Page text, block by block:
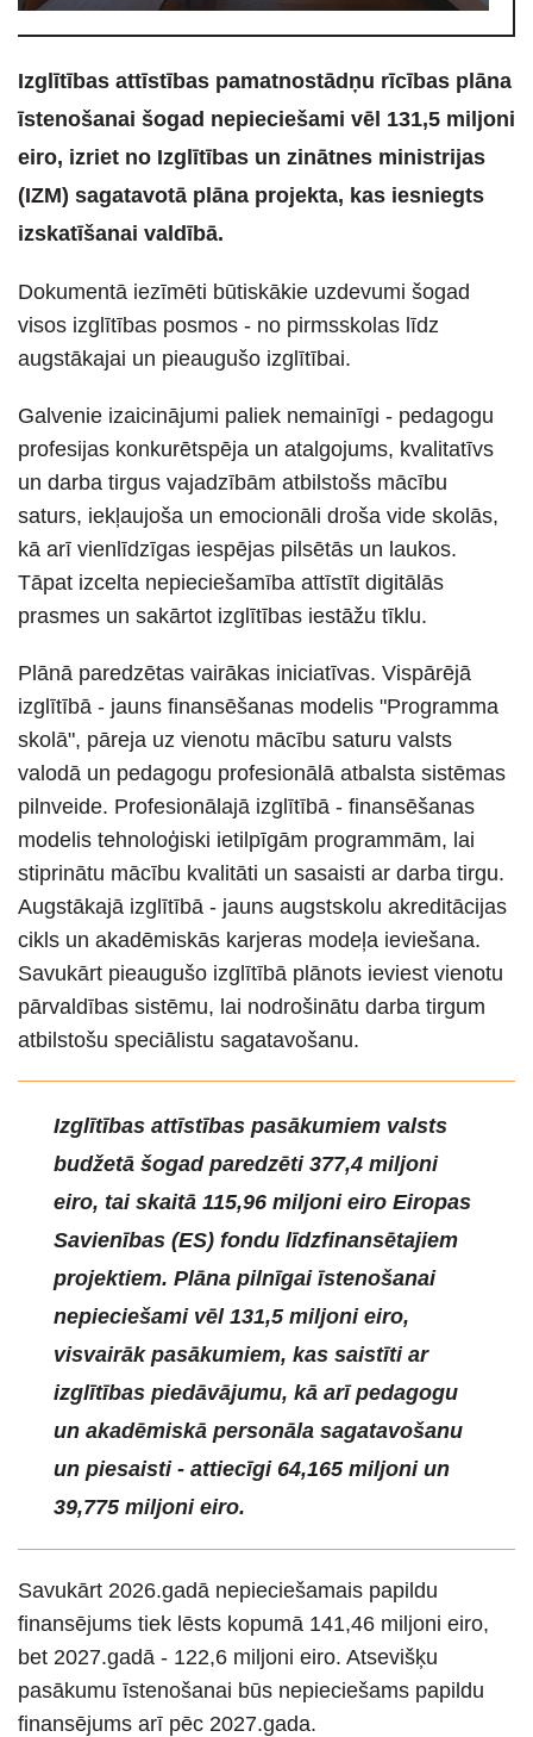
Izglītības attīstības pamatnostādņu rīcības plāna
īstenošanai šogad nepieciešami vēl 131,5 miljoni
eiro, izriet no Izglītības un zinātnes ministrijas
(IZM) sagatavotā plāna projekta, kas iesniegts
izskatīšanai valdībā.
Dokumentā iezīmēti būtiskākie uzdevumi šogad
visos izglītības posmos - no pirmsskolas līdz
augstākajai un pieaugušo izglītībai.
Galvenie izaicinājumi paliek nemainīgi - pedagogu
profesijas konkurētspēja un atalgojums, kvalitatīvs
un darba tirgus vajadzībām atbilstošs mācību
saturs, iekļaujoša un emocionāli droša vide skolās,
kā arī vienlīdzīgas iespējas pilsētās un laukos.
Tāpat izcelta nepieciešamība attīstīt digitālās
prasmes un sakārtot izglītības iestāžu tīklu.
Plānā paredzētas vairākas iniciatīvas. Vispārējā
izglītībā - jauns finansēšanas modelis "Programma
skolā", pāreja uz vienotu mācību saturu valsts
valodā un pedagogu profesionālā atbalsta sistēmas
pilnveide. Profesionālajā izglītībā - finansēšanas
modelis tehnoloģiski ietilpīgām programmām, lai
stiprinātu mācību kvalitāti un sasaisti ar darba tirgu.
Augstākajā izglītībā - jauns augstskolu akreditācijas
cikls un akadēmiskās karjeras modeļa ieviešana.
Savukārt pieaugušo izglītībā plānots ieviest vienotu
pārvaldības sistēmu, lai nodrošinātu darba tirgum
atbilstošu speciālistu sagatavošanu.
Izglītības attīstības pasākumiem valsts
budžetā šogad paredzēti 377,4 miljoni
eiro, tai skaitā 115,96 miljoni eiro Eiropas
Savienības (ES) fondu līdzfinansētajiem
projektiem. Plāna pilnīgai īstenošanai
nepieciešami vēl 131,5 miljoni eiro,
visvairāk pasākumiem, kas saistīti ar
izglītības piedāvājumu, kā arī pedagogu
un akadēmiskā personāla sagatavošanu
un piesaisti - attiecīgi 64,165 miljoni un
39,775 miljoni eiro.
Savukārt 2026.gadā nepieciešamais papildu
finansējums tiek lēsts kopumā 141,46 miljoni eiro,
bet 2027.gadā - 122,6 miljoni eiro. Atsevišķu
pasākumu īstenošanai būs nepieciešams papildu
finansējums arī pēc 2027.gada.